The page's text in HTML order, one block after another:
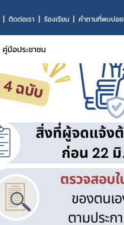
ติดต่อเรา ร้องเรียน คำถามที่พบบ่อย
คู่มือประชาชน